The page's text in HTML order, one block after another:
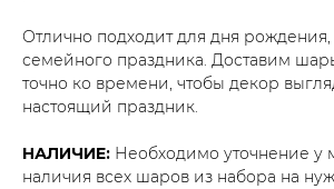
Отлично подходит для дня
семейного праздника. Доставим
точно ко времени, чтобы декор
настоящий праздник.
НАЛИЧИЕ: Необходимо уточнение у
наличия всех шаров из набора на